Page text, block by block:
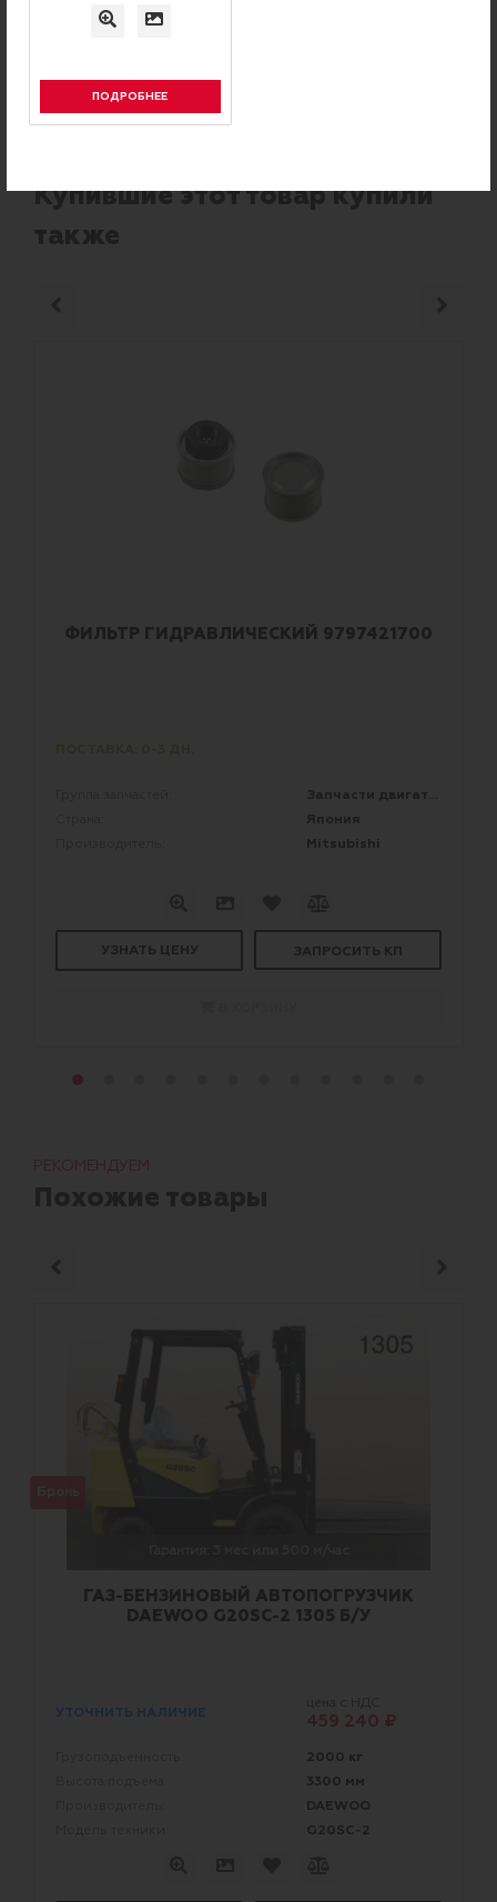
Купившие этот товар купили
ФИЛЬТР ГИДРАВЛИЧЕСКИЙ 9797421700
Япония
Mitsubishi
УЗНАТЬ ЦЕНУ ЗАПРОСИТЬ КП
РЕКОМЕНДУЕМ
ГАЗ-БЕНЗИНОВЫЙ АВТОПОГРУЗЧИК
DAEWOO G20SС-2 1305 Б/У
УТОЧНИТЬ НАЛИЧИЕ 459 240 ₽
2000 кг
3300 мм
DAEWOO
G20SС-2
ПОДРОБНЕЕ